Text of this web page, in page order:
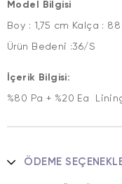
Model Bilgisi
Boy : 1,75 cm Kalça :
Ürün Bedeni :36/S
İçerik Bilgisi:
%80 Pa + %20 Ea
ÖDEME